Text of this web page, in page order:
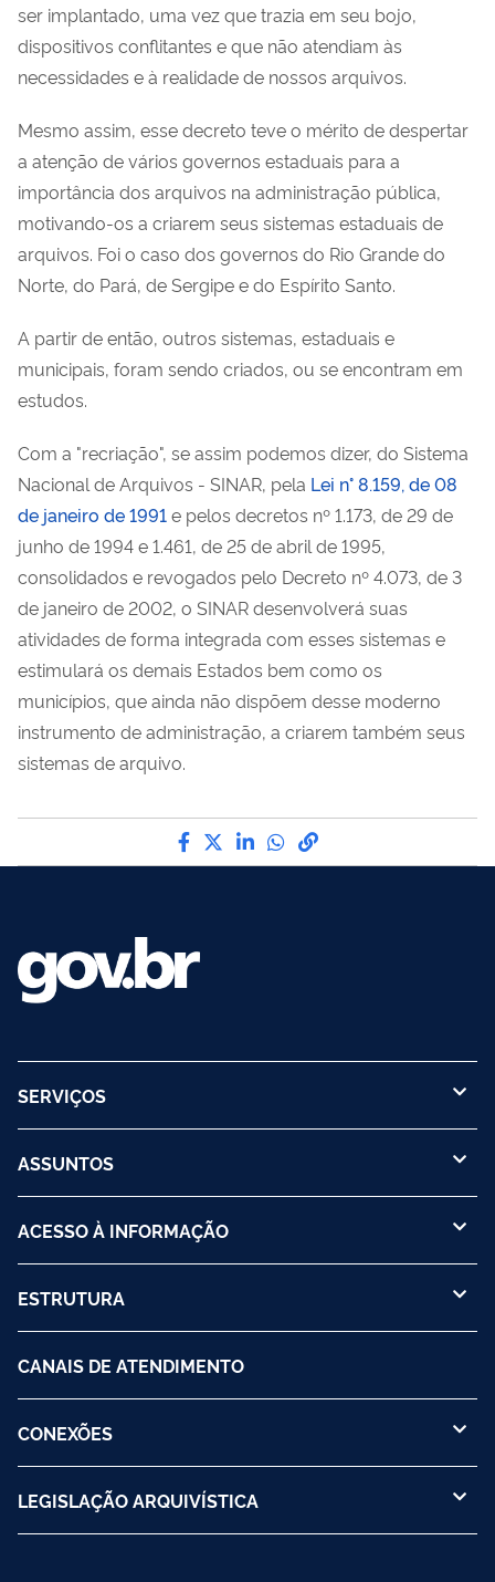
ser implantado, uma vez que trazia em seu bojo,
dispositivos conflitantes e que não atendiam às
necessidades e à realidade de nossos arquivos.
Mesmo assim, esse decreto teve o mérito de despertar
a atenção de vários governos estaduais para a
importância dos arquivos na administração pública,
motivando-os a criarem seus sistemas estaduais de
arquivos. Foi o caso dos governos do Rio Grande do
Norte, do Pará, de Sergipe e do Espírito Santo.
A partir de então, outros sistemas, estaduais e
municipais, foram sendo criados, ou se encontram em
estudos.
Com a "recriação", se assim podemos dizer, do Sistema
Nacional de Arquivos - SINAR, pela Lei n° 8.159, de 08
de janeiro de 1991e pelos decretos nº 1.173, de 29 de
junho de 1994 e 1.461, de 25 de abril de 1995,
consolidados e revogados pelo Decreto nº 4.073, de 3
de janeiro de 2002, o SINAR desenvolverá suas
atividades de forma integrada com esses sistemas e
estimulará os demais Estados bem como os
municípios, que ainda não dispõem desse moderno
instrumento de administração, a criarem também seus
sistemas de arquivo.
Compartilhe por Facebook
Compartilhe por Twitter
Compartilhe por
Compartilhe por
link para Copiar
SERVIÇOS
ASSUNTOS
ACESSO À INFORMAÇÃO
ESTRUTURA
CANAIS DE ATENDIMENTO
CONEXÕES
LEGISLAÇÃO ARQUIVÍSTICA